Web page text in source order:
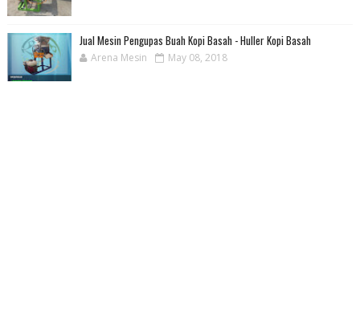
Jual Mesin Pengupas Buah Kopi Basah - Huller Kopi Basah
Arena Mesin May 08, 2018